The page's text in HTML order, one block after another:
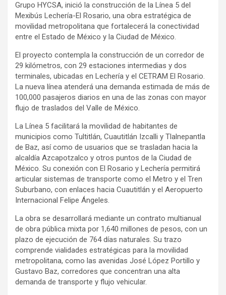
Grupo HYCSA, inició la construcción de la Línea 5 del
Mexibús Lechería-El Rosario, una obra estratégica de
movilidad metropolitana que fortalecerá la conectividad
entre el Estado de México y la Ciudad de México.
El proyecto contempla la construcción de un corredor de
29 kilómetros, con 29 estaciones intermedias y dos
terminales, ubicadas en Lechería y el CETRAM El Rosario.
La nueva línea atenderá una demanda estimada de más de
100,000 pasajeros diarios en una de las zonas con mayor
flujo de traslados del Valle de México.
La Línea 5 facilitará la movilidad de habitantes de
municipios como Tultitlán, Cuautitlán Izcalli y Tlalnepantla
de Baz, así como de usuarios que se trasladan hacia la
alcaldía Azcapotzalco y otros puntos de la Ciudad de
México. Su conexión con El Rosario y Lechería permitirá
articular sistemas de transporte como el Metro y el Tren
Suburbano, con enlaces hacia Cuautitlán y el Aeropuerto
Internacional Felipe Ángeles.
La obra se desarrollará mediante un contrato multianual
de obra pública mixta por 1,640 millones de pesos, con un
plazo de ejecución de 764 días naturales. Su trazo
comprende vialidades estratégicas para la movilidad
metropolitana, como las avenidas José López Portillo y
Gustavo Baz, corredores que concentran una alta
demanda de transporte y flujo vehicular.